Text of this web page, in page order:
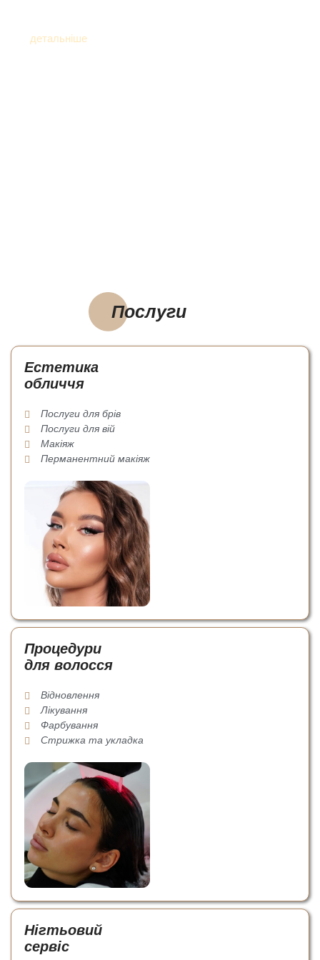
детальніше
Послуги
Естетика
обличчя
Послуги для брів
Послуги для вій
Макіяж
Перманентний макіяж
Процедури
для волосся
Відновлення
Лікування
Фарбування
Стрижка та укладка
Нігтьовий
сервіс